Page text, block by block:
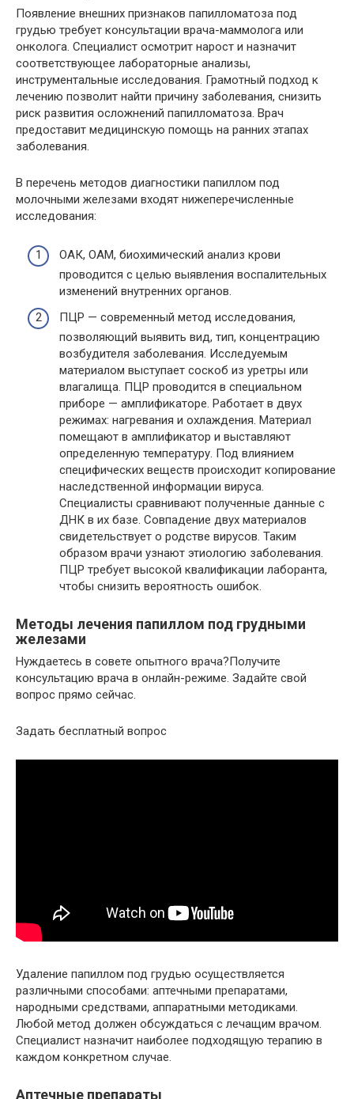
Появление внешних признаков папилломатоза под
грудью требует консультации врача-маммолога или
онколога. Специалист осмотрит нарост и назначит
соответствующее лабораторные анализы,
инструментальные исследования. Грамотный подход к
лечению позволит найти причину заболевания, снизить
риск развития осложнений папилломатоза. Врач
предоставит медицинскую помощь на ранних этапах
заболевания.
В перечень методов диагностики папиллом под
молочными железами входят нижеперечисленные
исследования:
ОАК, ОАМ, биохимический анализ крови
проводится с целью выявления воспалительных
изменений внутренних органов.
ПЦР — современный метод исследования,
позволяющий выявить вид, тип, концентрацию
возбудителя заболевания. Исследуемым
материалом выступает соскоб из уретры или
влагалища. ПЦР проводится в специальном
приборе — амплификаторе. Работает в двух
режимах: нагревания и охлаждения. Материал
помещают в амплификатор и выставляют
определенную температуру. Под влиянием
специфических веществ происходит копирование
наследственной информации вируса.
Специалисты сравнивают полученные данные с
ДНК в их базе. Совпадение двух материалов
свидетельствует о родстве вирусов. Таким
образом врачи узнают этиологию заболевания.
ПЦР требует высокой квалификации лаборанта,
чтобы снизить вероятность ошибок.
Методы лечения папиллом под грудными
железами
Нуждаетесь в совете опытного врача?Получите
консультацию врача в онлайн-режиме. Задайте свой
вопрос прямо сейчас.
Задать бесплатный вопрос
Удаление папиллом под грудью осуществляется
различными способами: аптечными препаратами,
народными средствами, аппаратными методиками.
Любой метод должен обсуждаться с лечащим врачом.
Специалист назначит наиболее подходящую терапию в
каждом конкретном случае.
Аптечные препараты